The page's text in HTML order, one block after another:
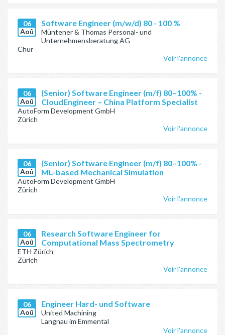
06
Aoû
Software Engineer (m/w/d) 80 - 100 %
Müntener & Thomas Personal- und
Unternehmensberatung AG
Chur
Voir l'annonce
06
Aoû
(Senior) Software Engineer (m/f) 80–100% -
CloudEngineer – China Platform Specialist
AutoForm Development GmbH
Zürich
Voir l'annonce
06
Aoû
(Senior) Software Engineer (m/f) 80–100% -
ML-based Mechanical Simulation
AutoForm Development GmbH
Zürich
Voir l'annonce
06
Aoû
Research Software Engineer for
Computational Mass Spectrometry
ETH Zürich
Zürich
Voir l'annonce
06
Aoû
Engineer Hard- und Software
United Machining
Langnau im Emmental
Voir l'annonce